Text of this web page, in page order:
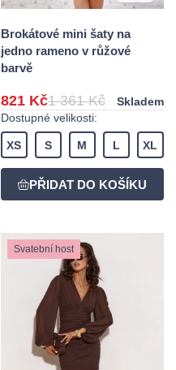
Brokátové mini šaty na
jedno rameno v růžové
barvě
821 Kč1 361 Kč
Skladem
Dostupné velikosti:
XS S M L XL
Svatební host